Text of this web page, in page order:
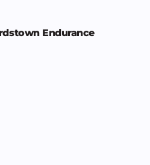
Endurance